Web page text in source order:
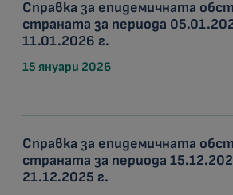
Справка за епидемичната
страната за периода
11.01.2026 г.
15 януари 2026
Справка за епидемичната
страната за периода
21.12.2025 г.